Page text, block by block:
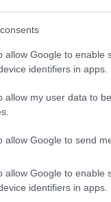
allow Google to enable
identifiers in apps.
allow my user data to
allow Google to send
allow Google to enable
identifiers in apps.
ΕΦΑΡΜΟΓΗ».
στο κινητό
εκτυπώσετε.
τα
στο όχημα
τους μέσω